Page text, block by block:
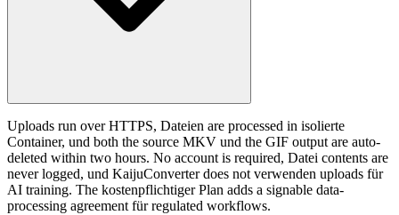
Uploads run over HTTPS, Dateien are processed in isolierte
Container, und both the source MKV und the GIF output are auto-
deleted within two hours. No account is required, Datei contents are
never logged, und KaijuConverter does not verwenden uploads für
AI training. The kostenpflichtiger Plan adds a signable data-
processing agreement für regulated workflows.